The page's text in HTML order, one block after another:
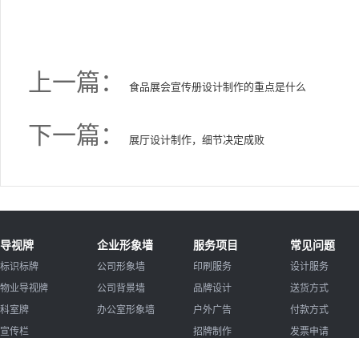
上一篇： 食品展会宣传册设计制作的重点是什么
下一篇： 展厅设计制作，细节决定成败
导视牌
标识标牌
物业导视牌
科室牌
宣传栏
企业形象墙
公司形象墙
公司背景墙
办公室形象墙
服务项目
印刷服务
品牌设计
户外广告
招牌制作
常见问题
设计服务
送货方式
付款方式
发票申请